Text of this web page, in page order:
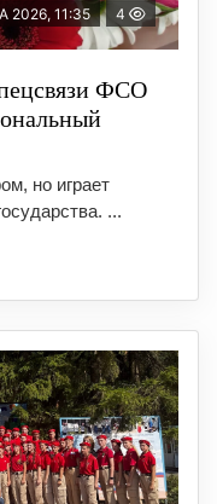
2026, 11:35 4
ФСО
но играет
...